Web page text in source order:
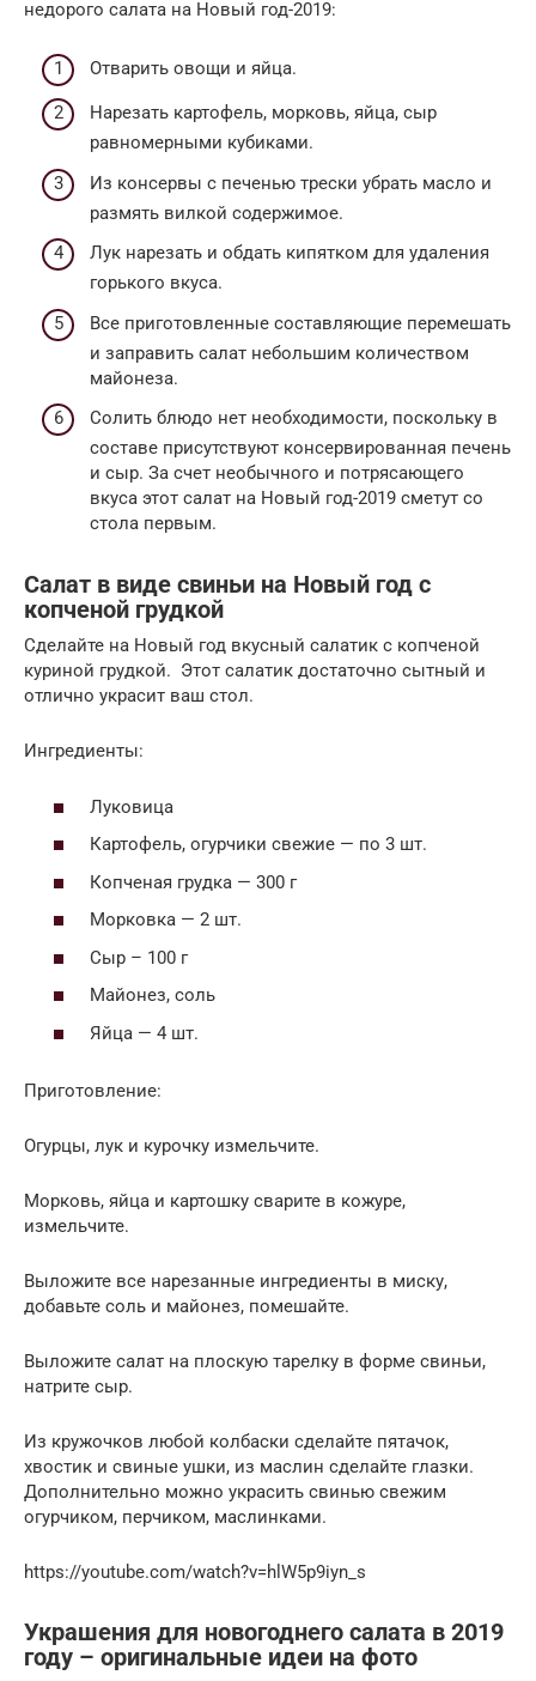
недорого салата на Новый год-2019:
Отварить овощи и яйца.
Нарезать картофель, морковь, яйца, сыр
равномерными кубиками.
Из консервы с печенью трески убрать масло и
размять вилкой содержимое.
Лук нарезать и обдать кипятком для удаления
горького вкуса.
Все приготовленные составляющие перемешать
и заправить салат небольшим количеством
майонеза.
Солить блюдо нет необходимости, поскольку в
составе присутствуют консервированная печень
и сыр. За счет необычного и потрясающего
вкуса этот салат на Новый год-2019 сметут со
стола первым.
Салат в виде свиньи на Новый год с
копченой грудкой
Сделайте на Новый год вкусный салатик с копченой
куриной грудкой. Этот салатик достаточно сытный и
отлично украсит ваш стол.
Ингредиенты:
Луковица
Картофель, огурчики свежие — по 3 шт.
Копченая грудка — 300 г
Морковка — 2 шт.
Сыр – 100 г
Майонез, соль
Яйца — 4 шт.
Приготовление:
Огурцы, лук и курочку измельчите.
Морковь, яйца и картошку сварите в кожуре,
измельчите.
Выложите все нарезанные ингредиенты в миску,
добавьте соль и майонез, помешайте.
Выложите салат на плоскую тарелку в форме свиньи,
натрите сыр.
Из кружочков любой колбаски сделайте пятачок,
хвостик и свиные ушки, из маслин сделайте глазки.
Дополнительно можно украсить свинью свежим
огурчиком, перчиком, маслинками.
https://youtube.com/watch?v=hlW5p9iyn_s
Украшения для новогоднего салата в 2019
году – оригинальные идеи на фото